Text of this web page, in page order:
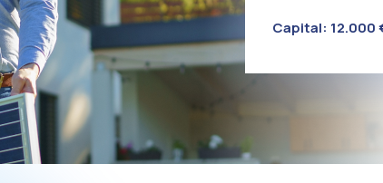
Capital: 12.000